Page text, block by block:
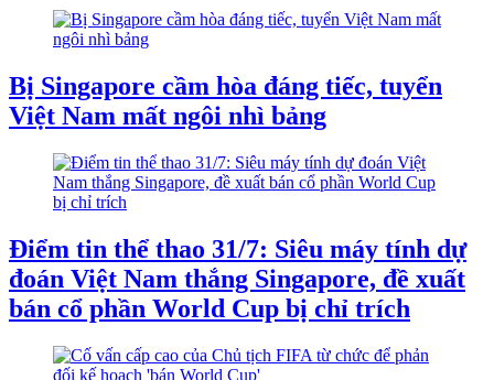
Bị Singapore cầm hòa đáng tiếc, tuyển
Việt Nam mất ngôi nhì bảng
Điểm tin thể thao 31/7: Siêu máy tính dự
đoán Việt Nam thắng Singapore, đề xuất
bán cổ phần World Cup bị chỉ trích